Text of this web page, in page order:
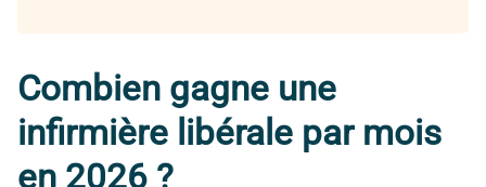
Combien gagne une
infirmière libérale par mois
en 2026 ?